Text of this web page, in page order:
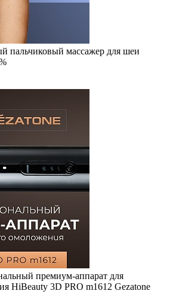
пальчиковый массажер для шеи
премиум-аппарат для
HiBeauty 3D PRO m1612 Gezatone